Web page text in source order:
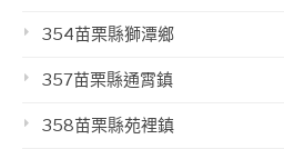
354苗栗縣獅潭鄉
357苗栗縣通霄鎮
358苗栗縣苑裡鎮